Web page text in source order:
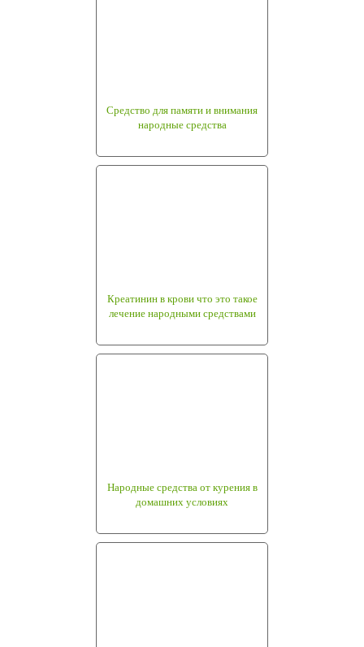
Средство для памяти и внимания
народные средства
Креатинин в крови что это такое
лечение народными средствами
Народные средства от курения в
домашних условиях